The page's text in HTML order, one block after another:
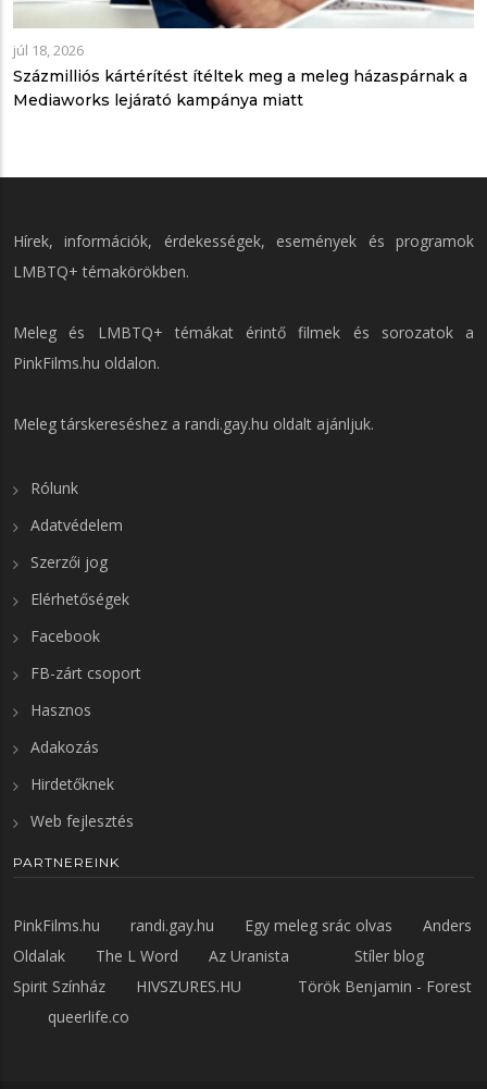
júl 18, 2026
Százmilliós kártérítést ítéltek meg a meleg házaspárnak a
Mediaworks lejárató kampánya miatt
Hírek, információk, érdekességek, események és programok
LMBTQ+ témakörökben.
Meleg és LMBTQ+ témákat érintő filmek és sorozatok a
PinkFilms.hu oldalon.
Meleg társkereséshez a randi.gay.hu oldalt ajánljuk.
Rólunk
Adatvédelem
Szerzői jog
Elérhetőségek
Facebook
FB-zárt csoport
Hasznos
Adakozás
Hirdetőknek
Web fejlesztés
PARTNEREINK
PinkFilms.hu randi.gay.hu Egy meleg srác olvas
Anders
Oldalak
The L Word Az Uranista
Stíler blog
Spirit Színház
HIVSZURES.HU
Török Benjamin - Forest
queerlife.co